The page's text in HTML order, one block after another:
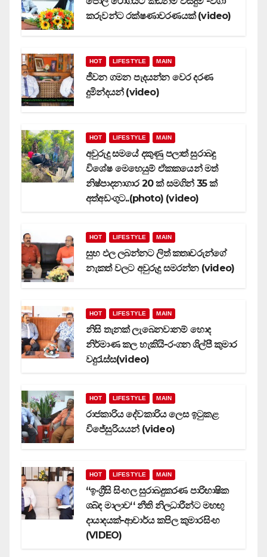
කරුවන්ට රක්ෂණාවරණයක් (video)
HOT LIFESTYLE MAIN
ජීවන ගමන පැදයන්න වෙර දරණ
දුමින්දයන් (video)
HOT LIFESTYLE MAIN
අවුරුදු සමයේ දකුණු පලාත් සුරාබදු
විශේෂ මෙහෙයුම් ඒකකයෙන් මත්
නිෂ්පාදනාගාර 20 ක් සමගින් 35 ක්
අත්අඩංගුට..(photo) (video)
HOT LIFESTYLE MAIN
සුභ ඵල ලබන්නට ලිත් කතෘවරුන්ගේ
නැකත් වලට අවුරුදු සමරන්න (video)
HOT LIFESTYLE MAIN
නිසි තැනක් ලැබෙනවානම් හොද
නිර්මාණ කල හැකියි-රංගන ශිල්පී කුමාර
වදුරැස්ස(video)
HOT LIFESTYLE MAIN
රාජකාරිය දේවකාරිය ලෙස ඉටුකළ
විජේසුරියයන් (video)
HOT LIFESTYLE MAIN
‘‘ඉංග්‍රීසි සිංහල සුරාබදුකරණ පාරිභාෂික
ශබ්ද මාලාව‘‘ නීති නිලධාරීන්ට මහඟු
දායාදයක්-ආචාර්ය කපිල කුමාරසිංහ
(VIDEO)